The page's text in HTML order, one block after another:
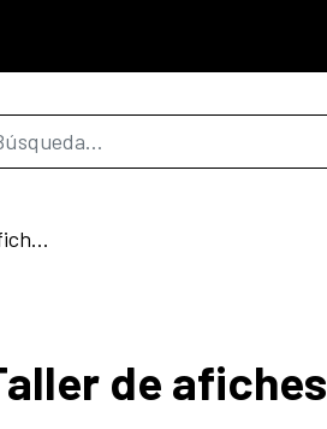
de búsqueda
Fanzinoteca La Psíquika: Taller de afiches
de afiches